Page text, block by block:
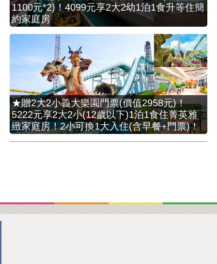
1100元*2)！4099元享2大2幼1泊1食升等住簡
約家庭房
★贈2大2小義大樂園門票(價值2958元)！
5222元享2大2小(12歲以下)1泊1食住菁英雅
緻家庭房！2小可換1大入住(含早餐+門票)！